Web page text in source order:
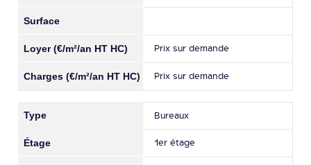
Prix sur demande
Prix sur demande
Bureaux
1er étage